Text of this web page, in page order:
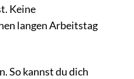
Keine
langen Arbeitstag
So kannst du dich